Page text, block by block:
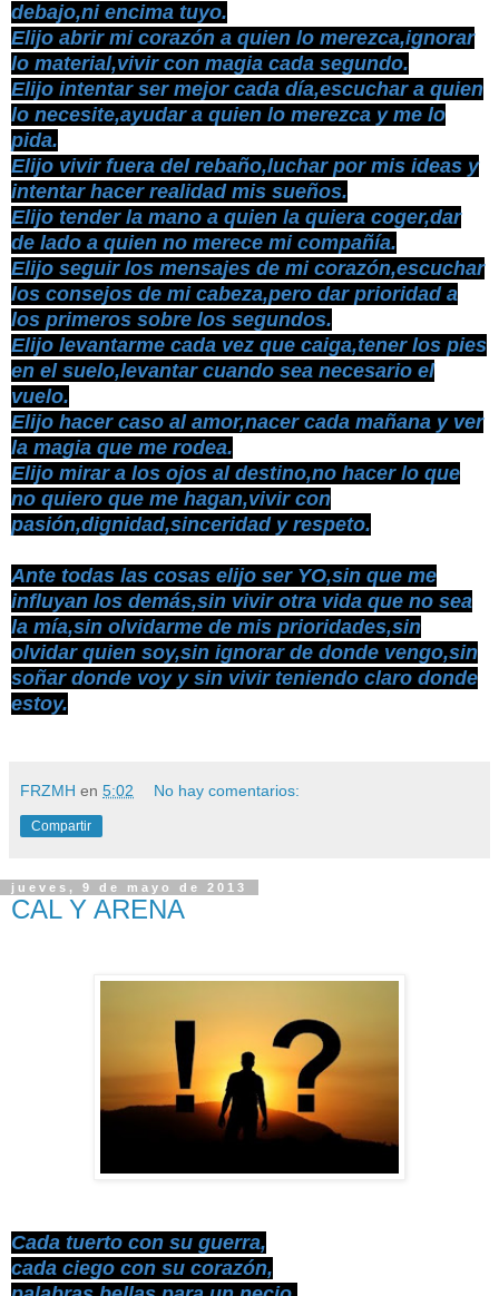
debajo,ni encima tuyo.
Elijo abrir mi corazón a quien lo merezca,ignorar
lo material,vivir con magia cada segundo.
Elijo intentar ser mejor cada día,escuchar a quien
lo necesite,ayudar a quien lo merezca y me lo
pida.
Elijo vivir fuera del rebaño,luchar por mis ideas y
intentar hacer realidad mis sueños.
Elijo tender la mano a quien la quiera coger,dar
de lado a quien no merece mi compañía.
Elijo seguir los mensajes de mi corazón,escuchar
los consejos de mi cabeza,pero dar prioridad a
los primeros sobre los segundos.
Elijo levantarme cada vez que caiga,tener los pies
en el suelo,levantar cuando sea necesario el
vuelo.
Elijo hacer caso al amor,nacer cada mañana y ver
la magia que me rodea.
Elijo mirar a los ojos al destino,no hacer lo que
no quiero que me hagan,vivir con
pasión,dignidad,sinceridad y respeto.
Ante todas las cosas elijo ser YO,sin que me
influyan los demás,sin vivir otra vida que no sea
la mía,sin olvidarme de mis prioridades,sin
olvidar quien soy,sin ignorar de donde vengo,sin
soñar donde voy y sin vivir teniendo claro donde
estoy.
FRZMH en 5:02 No hay comentarios:
Compartir
jueves, 9 de mayo de 2013
CAL Y ARENA
Cada tuerto con su guerra,
cada ciego con su corazón,